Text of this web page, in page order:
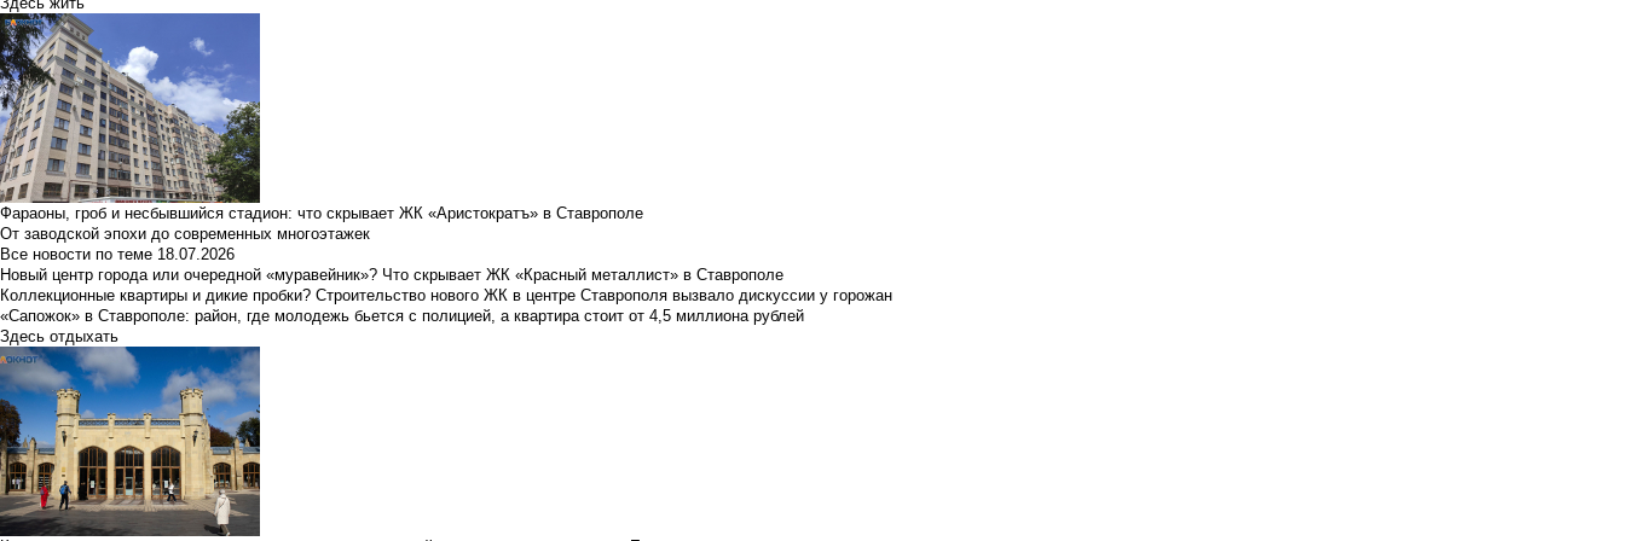
Фараоны, гроб и несбывшийся стадион: что скрывает ЖК «Аристократъ» в Ставрополе
От заводской эпохи до современных многоэтажек
Все новости по теме 18.07.2026
Новый центр города или очередной «муравейник»? Что скрывает ЖК «Красный металлист» в Ставрополе
Коллекционные квартиры и дикие пробки? Строительство нового ЖК в центре Ставрополя вызвало дискуссии у горожан
«Сапожок» в Ставрополе: район, где молодежь бьется с полицией, а квартира стоит от 4,5 миллиона рублей
Здесь отдыхать